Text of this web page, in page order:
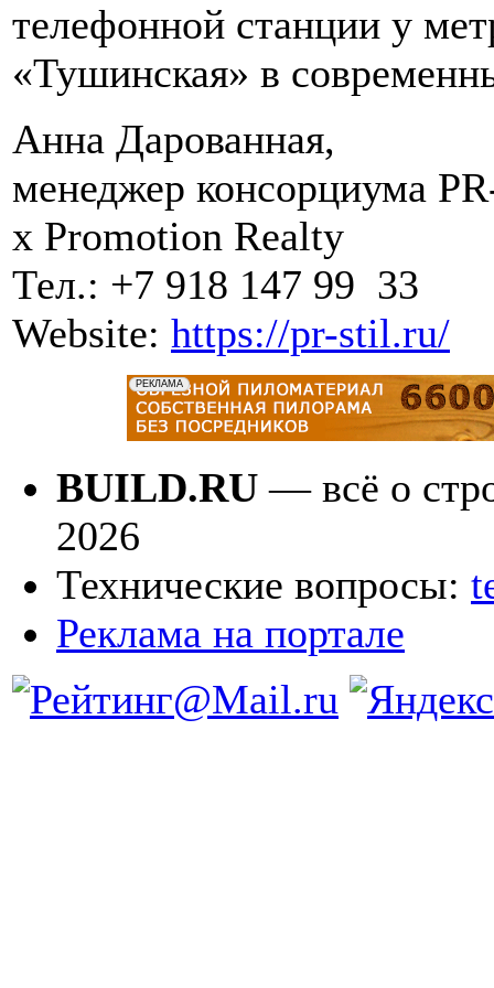
телефонной станции у
«Тушинская» в
Анна Дарованная,
менеджер консорциума
х Promotion Realty
Тел.: +7 918 147 99 33
Website: https://pr-stil.ru/
BUILD.RU — всё о
2026
Технические вопросы:
Реклама на портале